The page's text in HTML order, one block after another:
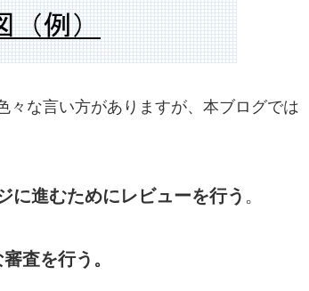
な言い方がありますが、本ブログでは
に進むためにレビューを行う 。
査を行う。